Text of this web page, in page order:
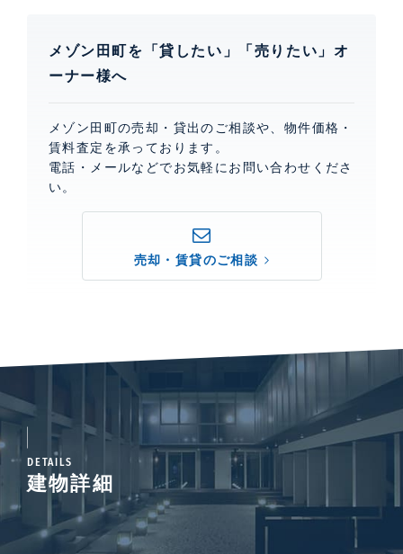
メゾン田町を「貸したい」「売りたい」オ
ーナー様へ
メゾン田町の売却・貸出のご相談や、物件価格・
賃料査定を承っております。
電話・メールなどでお気軽にお問い合わせくださ
い。
売却・賃貸のご相談
DETAILS
建物詳細